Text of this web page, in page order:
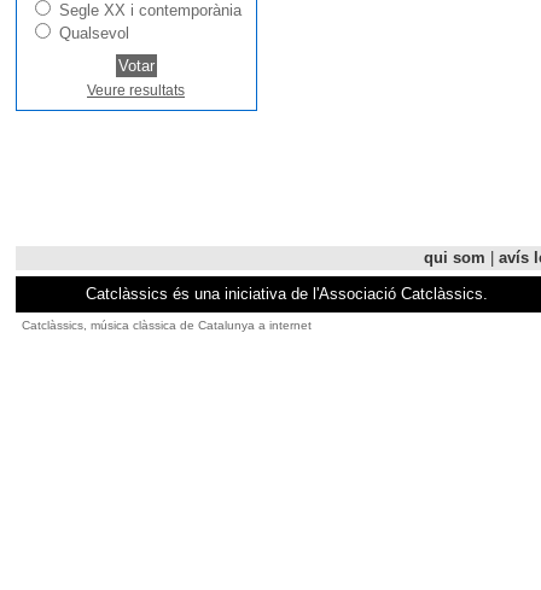
Segle XX i contemporània
Qualsevol
Veure resultats
qui som
avís
Catclàssics és una iniciativa de l'Associació Catclàssics.
Catclàssics, música clàssica de Catalunya a internet